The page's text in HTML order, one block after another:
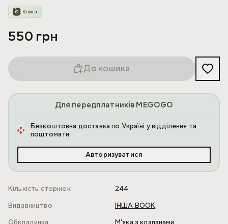
550 грн
До кошика
Для передплатників MEGOGO
Безкоштовна доставка по Україні у відділення та
поштомати
Авторизуватися
Кількість сторінок
244
Видавництво
ІНША BOOK